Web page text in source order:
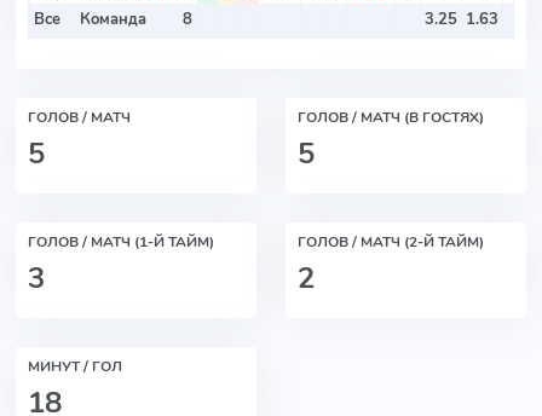
Все
Команда 8 3.25 1.63
ГОЛОВ / МАТЧ
5
ГОЛОВ / МАТЧ (В ГОСТЯХ)
5
ГОЛОВ / МАТЧ (1-Й ТАЙМ)
3
ГОЛОВ / МАТЧ (2-Й ТАЙМ)
2
МИНУТ / ГОЛ
18